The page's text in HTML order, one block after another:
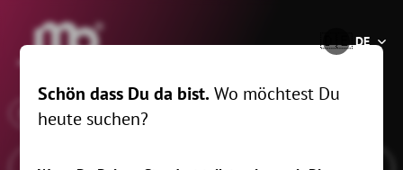
®
🇩🇪DE
Wann
Schön dass Du da bist. Wo möchtest Du
heute suchen?